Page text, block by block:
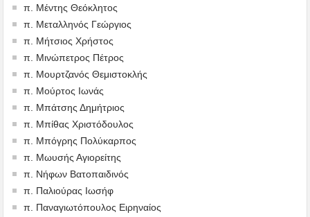
π. Μέντης Θεόκλητος
π. Μεταλληνός Γεώργιος
π. Μήτσιος Χρήστος
π. Μινώπετρος Πέτρος
π. Μουρτζανός Θεμιστοκλής
π. Μούρτος Ιωνάς
π. Μπάτσης Δημήτριος
π. Μπίθας Χριστόδουλος
π. Μπόγρης Πολύκαρπος
π. Μωυσής Αγιορείτης
π. Νήφων Βατοπαιδινός
π. Παλιούρας Ιωσήφ
π. Παναγιωτόπουλος Ειρηναίος